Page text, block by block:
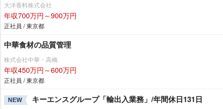
大洋香料株式会社
年収700万円～900万円
正社員 / 東京都
中華食材の品質管理
株式会社中華・高橋
年収450万円～600万円
正社員 / 東京都
NEW キーエンスグループ「輸出入業務」/年間休日131日